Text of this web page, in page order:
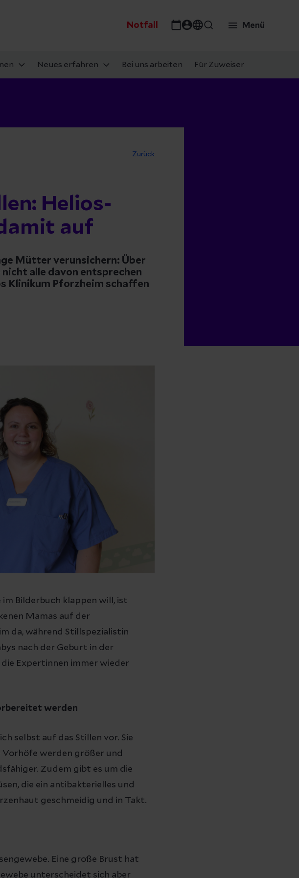
Notfall Menü
Neues erfahren Bei uns arbeiten Für Zuweiser
Zurück
Helios-
auf
Mütter verunsichern: Über
alle davon entsprechen
Klinikum Pforzheim schaffen
Bilderbuch klappen will, ist
Mamas auf der
da, während Stillspezialistin
nach der Geburt in der
Expertinnen immer wieder
werden
selbst auf das Stillen vor. Sie
Vorhöfe werden größer und
Zudem gibt es um die
die ein antibakterielles und
geschmeidig und in Takt.
Eine große Brust hat
unterscheidet sich aber